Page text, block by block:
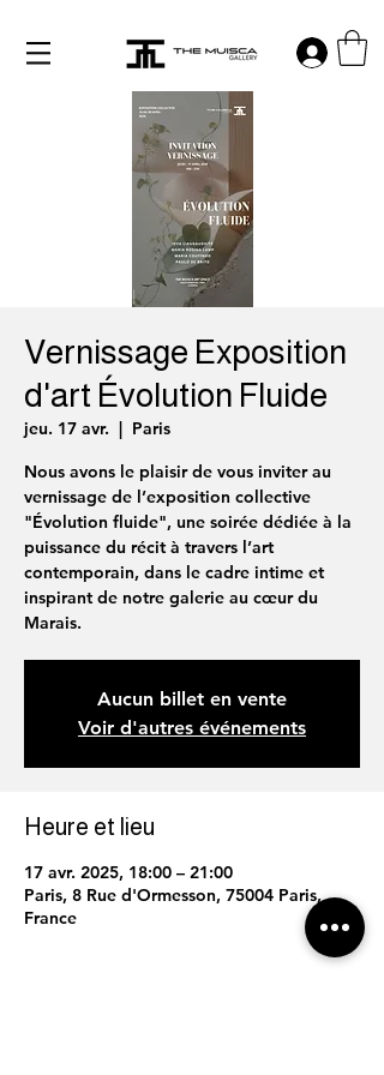
Log in
Vernissage Exposition
d'art Évolution Fluide
jeu. 17 avr.
  |
Paris
Nous avons le plaisir de vous inviter au
vernissage de l’exposition collective
"Évolution fluide", une soirée dédiée à la
puissance du récit à travers l’art
contemporain, dans le cadre intime et
inspirant de notre galerie au cœur du
Marais.
Aucun billet en vente
Voir d'autres événements
Heure et lieu
17 avr. 2025, 18:00 – 21:00
Paris, 8 Rue d'Ormesson, 75004 Paris,
France